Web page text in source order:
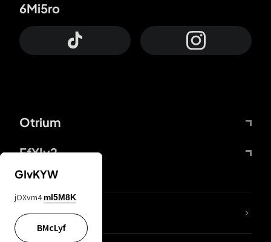
Otrium
FfYIy2
6Mi5ro
65A04M
GIvKYW
jOXvm4 mI5M8K
BMcLyf